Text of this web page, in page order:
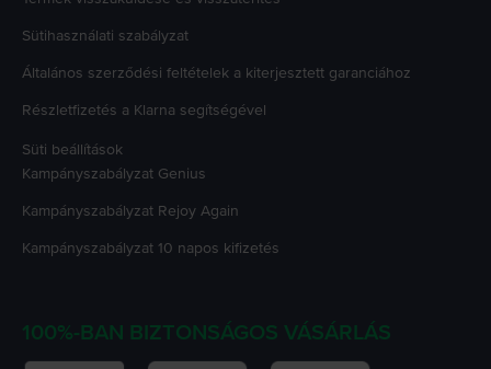
Sütihasználati szabályzat
Általános szerződési feltételek a kiterjesztett garanciához
Részletfizetés a Klarna segítségével
Süti beállítások
Kampányszabályzat Genius
Kampányszabályzat Rejoy Again
Kampányszabályzat 10 napos kifizetés
100%-BAN BIZTONSÁGOS VÁSÁRLÁS